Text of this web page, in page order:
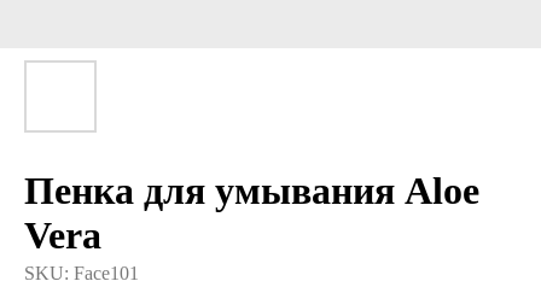
Пенка для умывания Aloe
Vera
SKU: Face101